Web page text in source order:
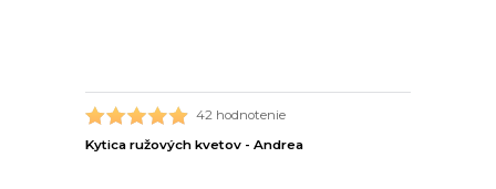
42 hodnotenie
Kytica ružových kvetov - Andrea